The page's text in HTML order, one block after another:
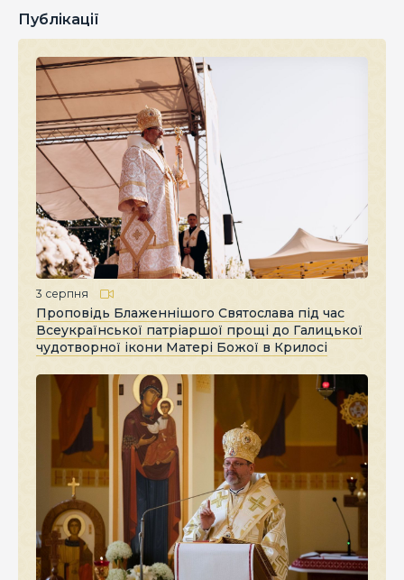
Публікації
3 серпня
Проповідь Блаженнішого Святослава під час
Всеукраїнської патріаршої прощі до Галицької
чудотворної ікони Матері Божої в Крилосі